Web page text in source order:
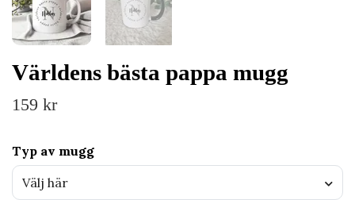
Världens bästa pappa mugg
159 kr
Typ av mugg
Välj här